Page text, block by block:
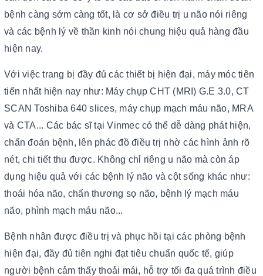
bệnh càng sớm càng tốt, là cơ sở điều trị u não nói riêng
và các bệnh lý về thần kinh nói chung hiệu quả hàng đầu
hiện nay.
Với việc trang bị đầy đủ các thiết bị hiện đại, máy móc tiên
tiến nhất hiện nay như: Máy chụp CHT (MRI) G.E 3.0, CT
SCAN Toshiba 640 slices, máy chụp mạch máu não, MRA
và CTA... Các bác sĩ tại Vinmec có thể dễ dàng phát hiện,
chẩn đoán bệnh, lên phác đồ điều trị nhờ các hình ảnh rõ
nét, chi tiết thu được. Không chỉ riêng u não mà còn áp
dụng hiệu quả với các bệnh lý não và cột sống khác như:
thoái hóa não, chấn thương sọ não, bệnh lý mạch máu
não, phình mạch máu não...
Bệnh nhân được điều trị và phục hồi tại các phòng bệnh
hiện đại, đầy đủ tiên nghi đạt tiêu chuẩn quốc tế, giúp
người bệnh cảm thấy thoải mái, hỗ trợ tối đa quá trình điều